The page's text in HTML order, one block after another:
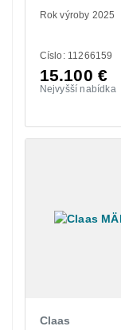
Rok výroby 2025
Císlo: 11266159
15.100 €
Nejvyšší nabídka
Claas